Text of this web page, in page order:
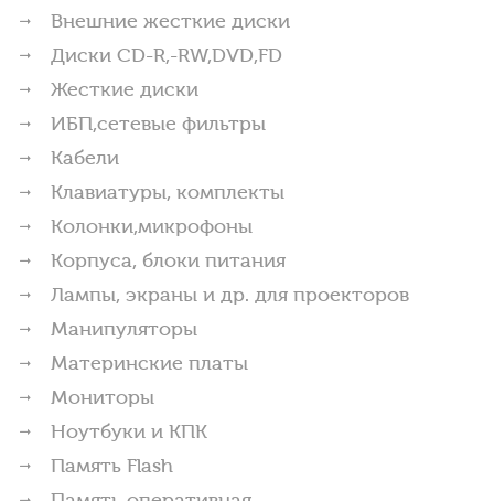
Внешние жесткие диски
Диски CD-R,-RW,DVD,FD
Жесткие диски
ИБП,сетевые фильтры
Кабели
Клавиатуры, комплекты
Колонки,микрофоны
Корпуса, блоки питания
Лампы, экраны и др. для проекторов
Манипуляторы
Материнские платы
Мониторы
Ноутбуки и КПК
Память Flash